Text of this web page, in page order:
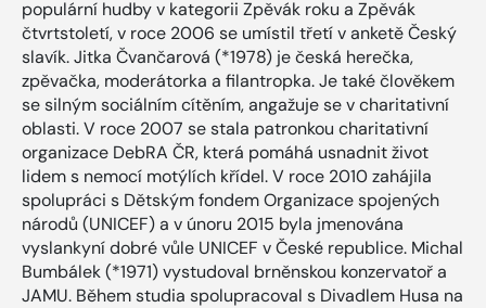
populární hudby v kategorii Zpěvák roku a Zpěvák
čtvrtstoletí, v roce 2006 se umístil třetí v anketě Český
slavík. Jitka Čvančarová (*1978) je česká herečka,
zpěvačka, moderátorka a filantropka. Je také člověkem
se silným sociálním cítěním, angažuje se v charitativní
oblasti. V roce 2007 se stala patronkou charitativní
organizace DebRA ČR, která pomáhá usnadnit život
lidem s nemocí motýlích křídel. V roce 2010 zahájila
spolupráci s Dětským fondem Organizace spojených
národů (UNICEF) a v únoru 2015 byla jmenována
vyslankyní dobré vůle UNICEF v České republice. Michal
Bumbálek (*1971) vystudoval brněnskou konzervatoř a
JAMU. Během studia spolupracoval s Divadlem Husa na